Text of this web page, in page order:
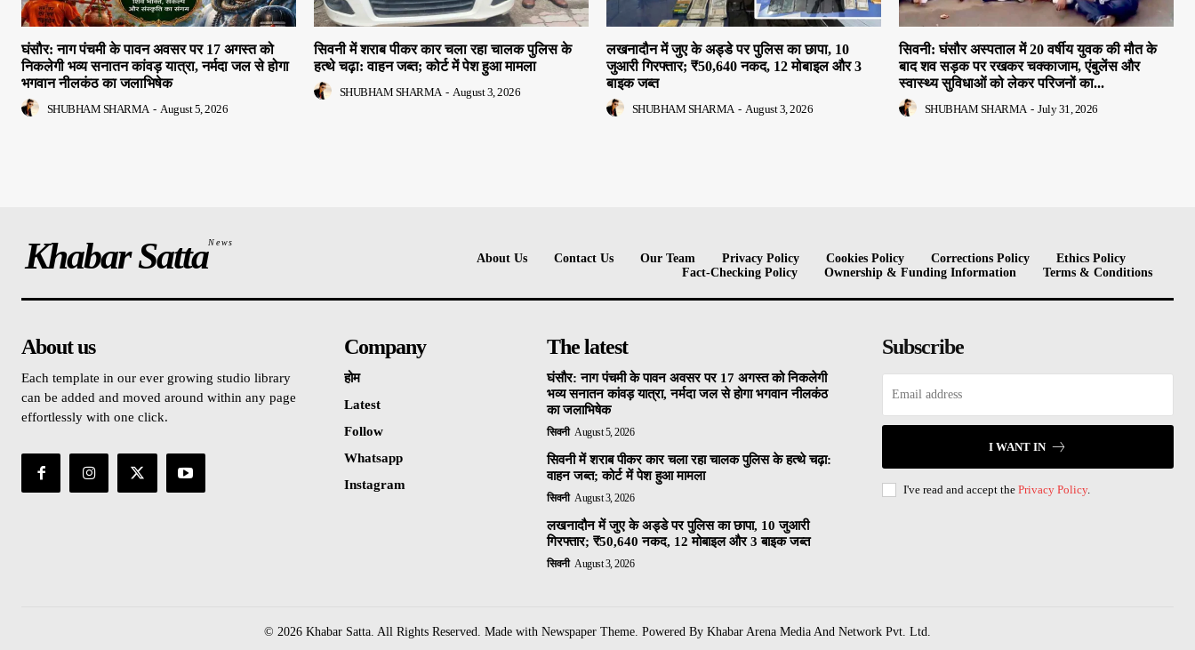
घंसौर: नाग पंचमी के पावन अवसर पर 17 अगस्त को
निकलेगी भव्य सनातन कांवड़ यात्रा, नर्मदा जल से होगा
भगवान नीलकंठ का जलाभिषेक
SHUBHAM SHARMA - August 5, 2026
सिवनी में शराब पीकर कार चला रहा चालक पुलिस के
हत्थे चढ़ा: वाहन जब्त; कोर्ट में पेश हुआ मामला
SHUBHAM SHARMA - August 3, 2026
लखनादौन में जुए के अड्डे पर पुलिस का छापा, 10
जुआरी गिरफ्तार; ₹50,640 नकद, 12 मोबाइल और 3
बाइक जब्त
SHUBHAM SHARMA - August 3, 2026
सिवनी: घंसौर अस्पताल में 20 वर्षीय युवक की मौत के
बाद शव सड़क पर रखकर चक्काजाम, एंबुलेंस और
स्वास्थ्य सुविधाओं को लेकर परिजनों का...
SHUBHAM SHARMA - July 31, 2026
Khabar SattaNews
About Us Contact Us Our Team Privacy Policy Cookies Policy Corrections Policy
Ethics Policy
Fact-Checking Policy
Ownership & Funding Information Terms & Conditions
About us
Each template in our ever growing studio library
can be added and moved around within any page
effortlessly with one click.
Company
होम
Latest
Follow
Whatsapp
Instagram
The latest
घंसौर: नाग पंचमी के पावन अवसर पर 17 अगस्त को निकलेगी
भव्य सनातन कांवड़ यात्रा, नर्मदा जल से होगा भगवान नीलकंठ
का जलाभिषेक
सिवनी August 5, 2026
सिवनी में शराब पीकर कार चला रहा चालक पुलिस के हत्थे चढ़ा:
वाहन जब्त; कोर्ट में पेश हुआ मामला
सिवनी August 3, 2026
लखनादौन में जुए के अड्डे पर पुलिस का छापा, 10 जुआरी
गिरफ्तार; ₹50,640 नकद, 12 मोबाइल और 3 बाइक जब्त
सिवनी August 3, 2026
Subscribe
I WANT IN
I've read and accept the Privacy Policy.
© 2026 Khabar Satta. All Rights Reserved. Made with Newspaper Theme. Powered By Khabar Arena Media And Network Pvt. Ltd.